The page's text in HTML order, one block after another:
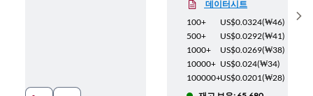
데이터시트
100+
US$0.0324(₩46)
500+
US$0.0292(₩41)
1000+
US$0.0269(₩38)
10000+ US$0.024(₩34)
100000+US$0.0201(₩28)